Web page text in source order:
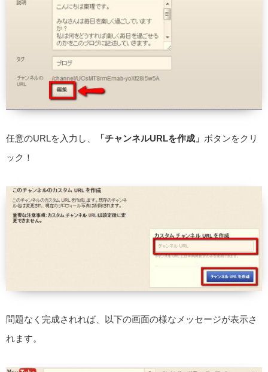
任意のURLを入力し、 「チャンネルURLを作成」 ボタンをクリ
ック！
問題なく完成されれば、以下の画面の様なメッセージが表示さ
れます。